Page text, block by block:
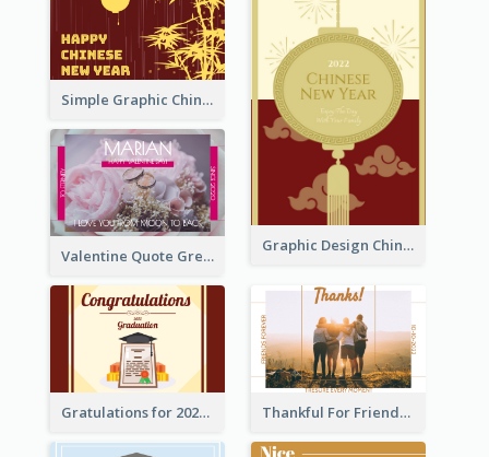
Simple Graphic Chinese New Year In Red And Yellow
Graphic Design Chinese New Year Greeting Card With Decorations
Valentine Quote Greeting Card
Gratulations for 2020 Graduation Greeting Card Thankful For Friendship Greeting Card